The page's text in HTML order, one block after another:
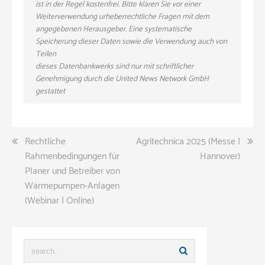
ist in der Regel kostenfrei. Bitte klären Sie vor einer
Weiterverwendung urheberrechtliche Fragen mit dem
angegebenen Herausgeber. Eine systematische
Speicherung dieser Daten sowie die Verwendung auch von
Teilen
dieses Datenbankwerks sind nur mit schriftlicher
Genehmigung durch die United News Network GmbH
gestattet
Beitragsnavigation
Rechtliche
Rahmenbedingungen für
Planer und Betreiber von
Wärmepumpen-Anlagen
(Webinar | Online)
Agritechnica 2025 (Messe |
Hannover)